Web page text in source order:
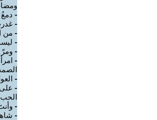
-
-
- من
-
-
-
-
-
-
-